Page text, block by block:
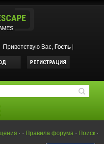
Приветствую Вас, Гость
РЕГИСТРАЦИЯ
· · Правила форума · Поиск ·